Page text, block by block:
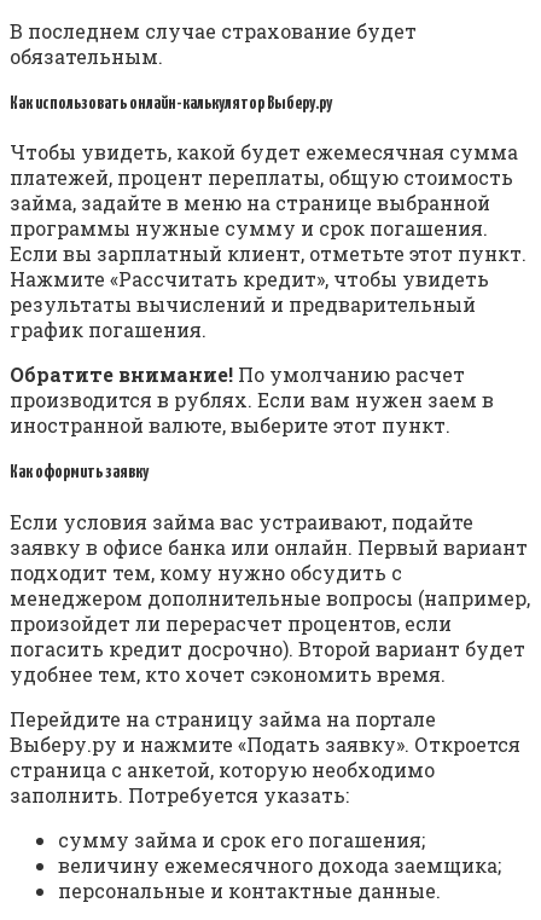
В последнем случае страхование будет
обязательным.
Как использовать онлайн-калькулятор Выберу.ру
Чтобы увидеть, какой будет ежемесячная сумма
платежей, процент переплаты, общую стоимость
займа, задайте в меню на странице выбранной
программы нужные сумму и срок погашения.
Если вы зарплатный клиент, отметьте этот пункт.
Нажмите «Рассчитать кредит», чтобы увидеть
результаты вычислений и предварительный
график погашения.
Обратите внимание! По умолчанию расчет
производится в рублях. Если вам нужен заем в
иностранной валюте, выберите этот пункт.
Как оформить заявку
Если условия займа вас устраивают, подайте
заявку в офисе банка или онлайн. Первый вариант
подходит тем, кому нужно обсудить с
менеджером дополнительные вопросы (например,
произойдет ли перерасчет процентов, если
погасить кредит досрочно). Второй вариант будет
удобнее тем, кто хочет сэкономить время.
Перейдите на страницу займа на портале
Выберу.ру и нажмите «Подать заявку». Откроется
страница с анкетой, которую необходимо
заполнить. Потребуется указать:
сумму займа и срок его погашения;
величину ежемесячного дохода заемщика;
персональные и контактные данные.